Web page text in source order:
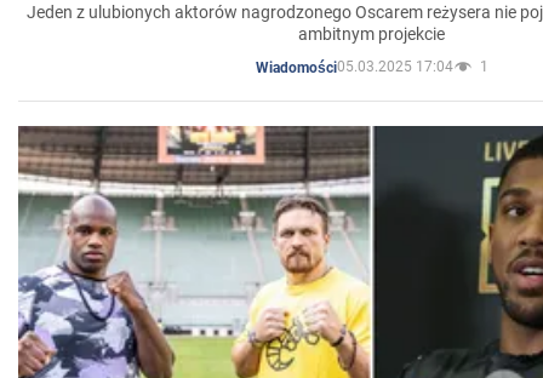
Jeden z ulubionych aktorów nagrodzonego Oscarem reżysera nie
ambitnym projekcie
Wiadomości05.03.2025 17:04 1